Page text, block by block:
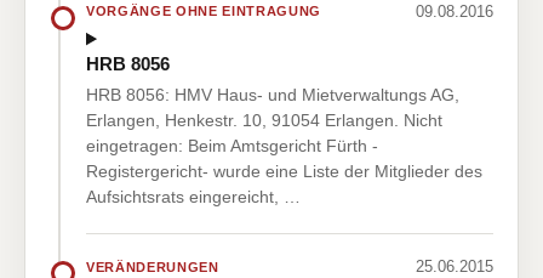
VORGÄNGE OHNE EINTRAGUNG 09.08.2016
HRB 8056
HRB 8056: HMV Haus- und Mietverwaltungs AG,
Erlangen, Henkestr. 10, 91054 Erlangen. Nicht
eingetragen: Beim Amtsgericht Fürth -
Registergericht- wurde eine Liste der Mitglieder des
Aufsichtsrats eingereicht, …
VERÄNDERUNGEN 25.06.2015